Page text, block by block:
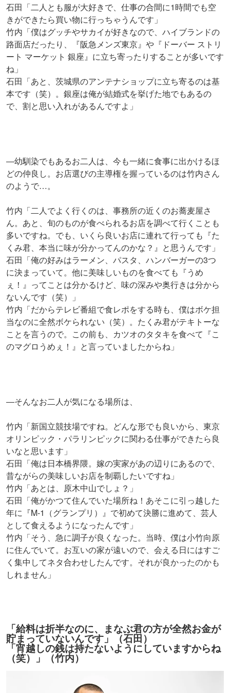
石田「二人とも服が大好きで、仕事の合間に1時間でも空
きができたら買い物に行っちゃうんです」
竹内「僕はグッチやサカイが好きなので、ハイブランドの
路面店だったり、『阪急メンズ東京』や『ドーバー ストリ
ート マーケット 銀座』に立ち寄ったりすることが多いです
ね」
石田「あと、茨城県のアンテナショップに立ち寄るのは基
本です（笑）。銀座は俺が結婚式を挙げた地でもあるの
で、割と思い入れがあるんですよ」
―幼馴染でもあるお二人は、今も一緒に食事に出かけるほ
どの仲良し。お店選びの主導権を握っているのは竹内さん
のようで…。
竹内「二人でよく行くのは、事務所の近くのお蕎麦屋さ
ん。あと、旬のものが食べられるお店を調べて行くことも
多いですね。でも、いくら良いお店に連れて行っても『た
くみ君、本当に味が分かってんのかな？』と思うんです」
石田「俺の好みはラーメン、パスタ、ハンバーガーの3つ
に決まっていて。他に美味しいものを食べても『うめ
ぇ！』ってことは分かるけど、味の深みや奥行きは分から
ないんです（笑）」
竹内「だからテレビ番組で食レポをする時も、僕はボケ担
当なのに全然ボケられない（笑）。たくみ君がテキトーな
ことを言うので。この前も、カツオのタタキを食べて『こ
のマグロうめぇ！』と言っていましたからね」
―そんなお二人が気になる場所は、
竹内「新国立競技場ですね。どんな形でも良いから、東京
オリンピック・パラリンピックに関わる仕事ができたら良
いなと思います」
石田「俺は日本橋界隈。嫁の実家があの辺りにあるので、
昔ながらの美味しいお店を制覇したいですね」
竹内「あとは、原木中山でしょ？」
石田「俺がかつて住んでいた場所ね！あそこに引っ越した
年に『M-1（グランプリ）』で初めて決勝に進めて、芸人
として食えるようになったんです」
竹内「そう、急に調子が良くなった。当時、僕は小竹向原
に住んでいて。お互いの家が遠いので、会える日にはすご
く集中してネタ合わせしたんです。それが良かったのかも
しれません」
「給料は折半なのに、まなぶ君の方が全然お金が
貯まっていないんです」（石田）
「宵越しの銭は持たないようにしていますからね
（笑）」（竹内）